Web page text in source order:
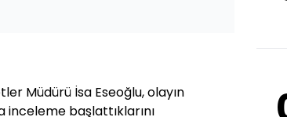
Müdürü İsa Eseoğlu, olayın
inceleme başlattıklarını